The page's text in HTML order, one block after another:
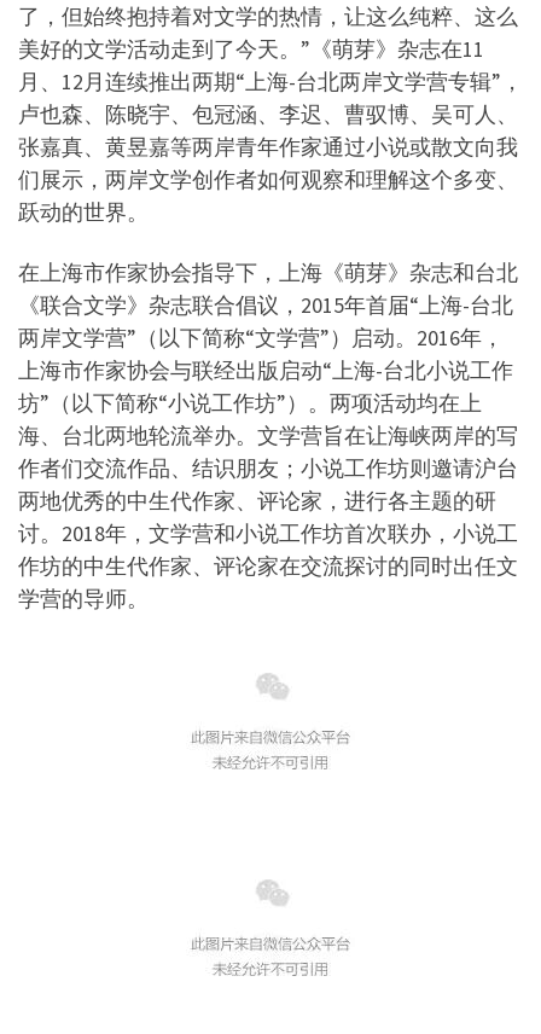
了，但始终抱持着对文学的热情，让这么纯粹、这么
美好的文学活动走到了今天。”《萌芽》杂志在11
月、12月连续推出两期“上海-台北两岸文学营专辑”，
卢也森、陈晓宇、包冠涵、李迟、曹驭博、吴可人、
张嘉真、黄昱嘉等两岸青年作家通过小说或散文向我
们展示，两岸文学创作者如何观察和理解这个多变、
跃动的世界。
在上海市作家协会指导下，上海《萌芽》杂志和台北
《联合文学》杂志联合倡议，2015年首届“上海-台北
两岸文学营”（以下简称“文学营”）启动。2016年，
上海市作家协会与联经出版启动“上海-台北小说工作
坊”（以下简称“小说工作坊”）。两项活动均在上
海、台北两地轮流举办。文学营旨在让海峡两岸的写
作者们交流作品、结识朋友；小说工作坊则邀请沪台
两地优秀的中生代作家、评论家，进行各主题的研
讨。2018年，文学营和小说工作坊首次联办，小说工
作坊的中生代作家、评论家在交流探讨的同时出任文
学营的导师。